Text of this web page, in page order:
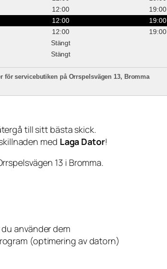
12:00
19:00
12:00
19:00
12:00
19:00
Stängt
Stängt
för servicebutiken på Orrspelsvägen 13, Bromma
till sitt bästa skick.
med Laga Dator!
13 i Bromma.
använder dem
(optimering av datorn)